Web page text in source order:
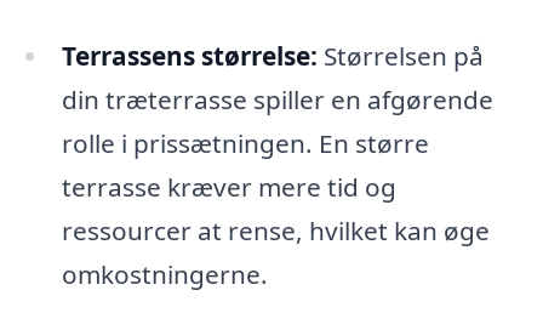
Terrassens størrelse: Størrelsen på
din træterrasse spiller en afgørende
rolle i prissætningen. En større
terrasse kræver mere tid og
ressourcer at rense, hvilket kan øge
omkostningerne.